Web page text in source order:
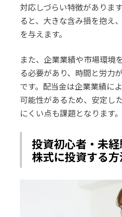
対応しづらい特徴がありま
ると、大きな含み損を抱え
を与えます。
また、企業業績や市場環境
る必要があり、時間と労力
です。配当金は企業業績に
可能性があるため、安定し
にくい点も課題となります。
投資初心者・未
株式に投資する